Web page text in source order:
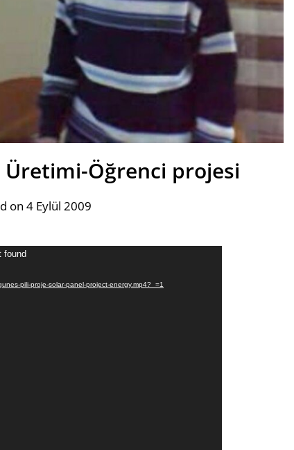
Öğrenci projesi
on 4 Eylül 2009
found
pili-proje-solar-panel-project-energy.mp4?_=1